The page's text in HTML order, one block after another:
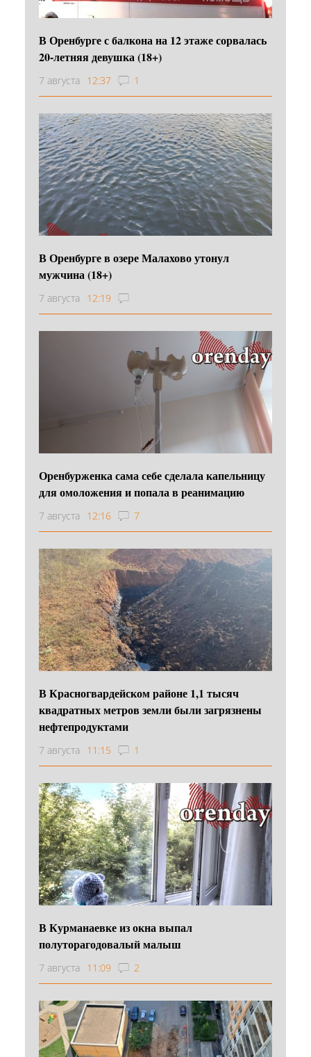
В Оренбурге с балкона на 12 этаже сорвалась
20-летняя девушка (18+)
7 августа 12:37 1
В Оренбурге в озере Малахово утонул
мужчина (18+)
7 августа 12:19
Оренбурженка сама себе сделала капельницу
для омоложения и попала в реанимацию
7 августа 12:16 7
В Красногвардейском районе 1,1 тысяч
квадратных метров земли были загрязнены
нефтепродуктами
7 августа 11:15 1
В Курманаевке из окна выпал
полуторагодовалый малыш
7 августа 11:09 2